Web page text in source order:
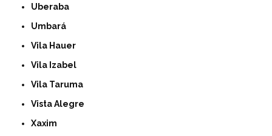
Uberaba
Umbará
Vila Hauer
Vila Izabel
Vila Taruma
Vista Alegre
Xaxim